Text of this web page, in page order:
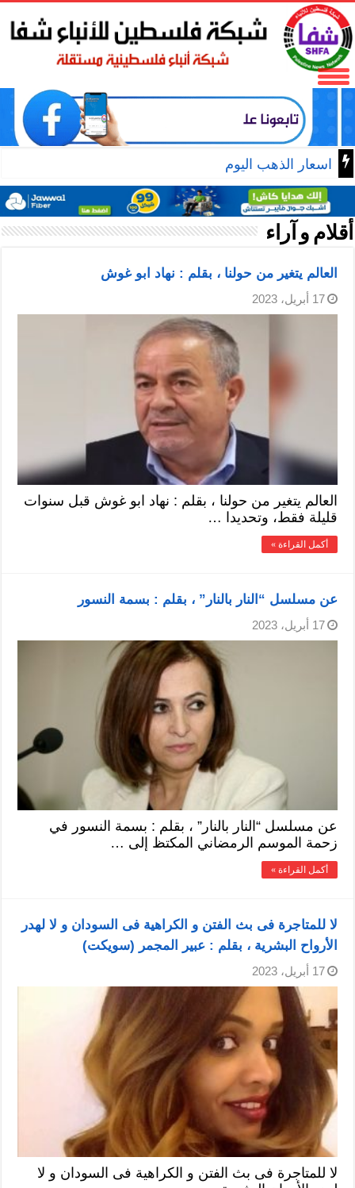
الرئيس محمود عباس يستقبل مجلس بلدية
أقلام و آراء
العالم يتغير من حولنا ، بقلم : نهاد ابو غوش
17 أبريل، 2023
العالم يتغير من حولنا ، بقلم : نهاد ابو غوش قبل سنوات
قليلة فقط، وتحديدا …
أكمل القراءة »
عن مسلسل “النار بالنار” ، بقلم : بسمة النسور
17 أبريل، 2023
عن مسلسل “النار بالنار” ، بقلم : بسمة النسور في
زحمة الموسم الرمضاني المكتظ إلى …
أكمل القراءة »
لا للمتاجرة فى بث الفتن و الكراهية فى السودان و لا لهدر
الأرواح البشرية ، بقلم : عبير المجمر (سويكت)
17 أبريل، 2023
لا للمتاجرة فى بث الفتن و الكراهية فى السودان و لا